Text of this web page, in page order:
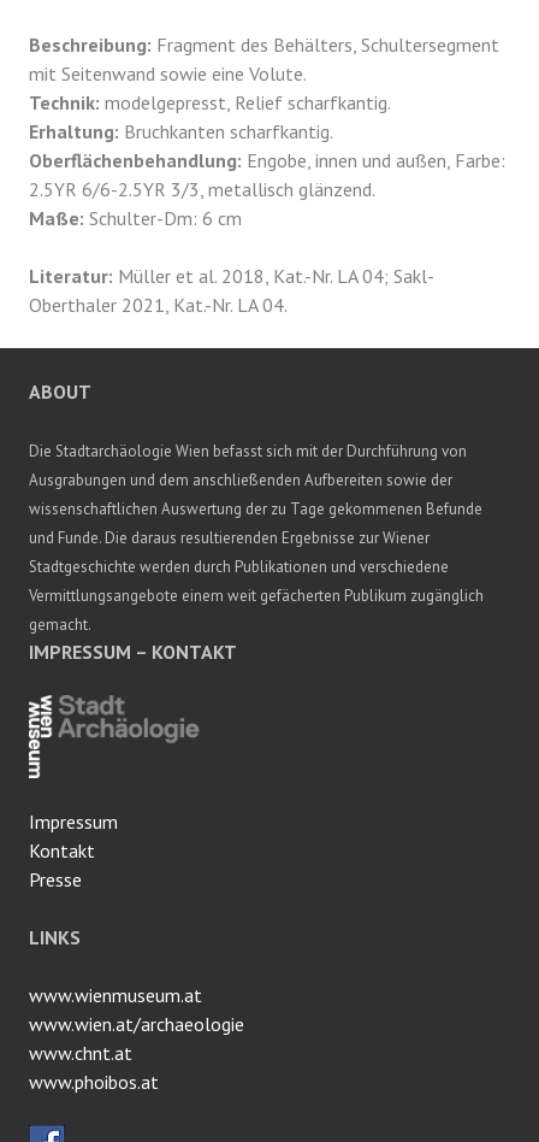
Beschreibung: Fragment des Behälters, Schultersegment
mit Seitenwand sowie eine Volute.
Technik: modelgepresst, Relief scharfkantig.
Erhaltung: Bruchkanten scharfkantig.
Oberflächenbehandlung: Engobe, innen und außen, Farbe:
2.5YR 6/6-2.5YR 3/3, metallisch glänzend.
Maße: Schulter-Dm: 6 cm
Literatur: Müller et al. 2018, Kat.-Nr. LA 04; Sakl-
Oberthaler 2021, Kat.-Nr. LA 04.
ABOUT
Die Stadtarchäologie Wien befasst sich mit der Durchführung von
Ausgrabungen und dem anschließenden Aufbereiten sowie der
wissenschaftlichen Auswertung der zu Tage gekommenen Befunde
und Funde. Die daraus resultierenden Ergebnisse zur Wiener
Stadtgeschichte werden durch Publikationen und verschiedene
Vermittlungsangebote einem weit gefächerten Publikum zugänglich
gemacht.
IMPRESSUM – KONTAKT
Impressum
Kontakt
Presse
LINKS
www.wienmuseum.at
www.wien.at/archaeologie
www.chnt.at
www.phoibos.at